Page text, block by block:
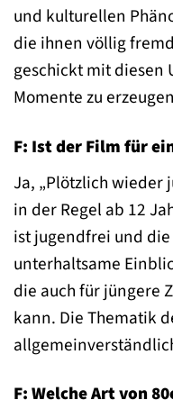
und kulturellen
die ihnen völlig
geschickt mit diesen
Momente zu
F: Ist der Film für
Ja, „Plötzlich wieder
in der Regel ab 12
ist jugendfrei und
unterhaltsame
die auch für jüngere
kann. Die Thematik
F: Welche Art von